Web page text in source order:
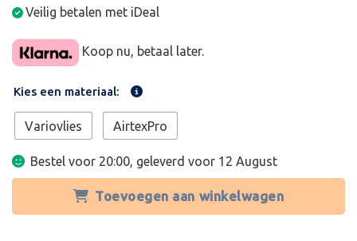
Veilig betalen met iDeal
Koop nu, betaal later.
Kies een materiaal:
Variovlies AirtexPro
Bestel voor 20:00, geleverd voor 12 August
Toevoegen aan winkelwagen